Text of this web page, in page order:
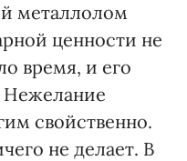
металлолом
ценности не
время, и его
Нежелание
свойственно.
не делает. В